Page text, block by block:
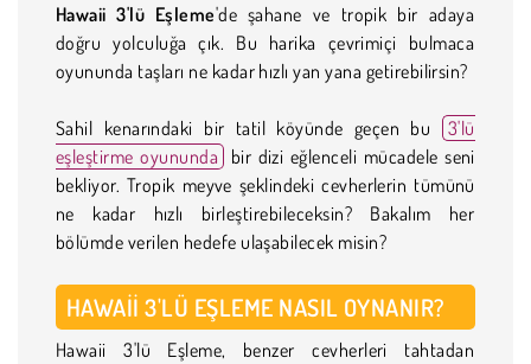
Hawaii 3'lü Eşleme'de şahane ve tropik bir adaya
doğru yolculuğa çık. Bu harika çevrimiçi bulmaca
oyununda taşları ne kadar hızlı yan yana getirebilirsin?
Sahil kenarındaki bir tatil köyünde geçen bu
3'lü
eşleştirme oyununda
bir dizi eğlenceli mücadele seni
bekliyor. Tropik meyve şeklindeki cevherlerin tümünü
ne kadar hızlı birleştirebileceksin? Bakalım her
bölümde verilen hedefe ulaşabilecek misin?
HAWAII 3'LÜ EŞLEME NASIL OYNANIR?
Hawaii 3'lü Eşleme, benzer cevherleri tahtadan